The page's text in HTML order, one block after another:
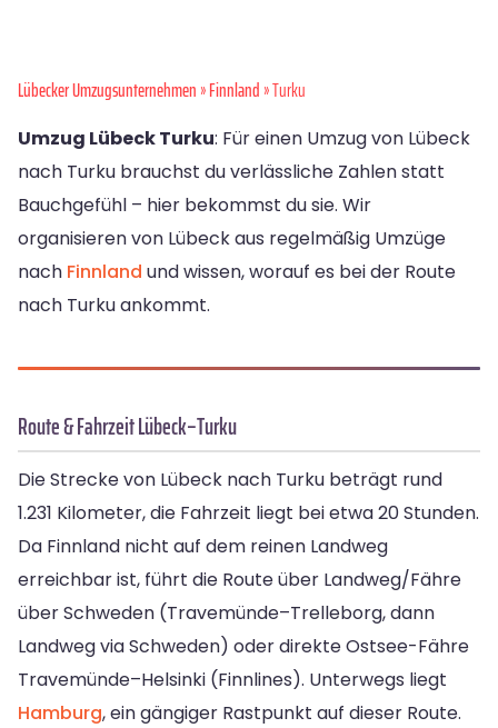
Lübecker Umzugsunternehmen»Finnland» Turku
Umzug Lübeck Turku: Für einen Umzug von Lübeck
nach Turku brauchst du verlässliche Zahlen statt
Bauchgefühl – hier bekommst du sie. Wir
organisieren von Lübeck aus regelmäßig Umzüge
nach Finnland und wissen, worauf es bei der Route
nach Turku ankommt.
Route & Fahrzeit Lübeck–Turku
Die Strecke von Lübeck nach Turku beträgt rund
1.231 Kilometer, die Fahrzeit liegt bei etwa 20 Stunden.
Da Finnland nicht auf dem reinen Landweg
erreichbar ist, führt die Route über Landweg/Fähre
über Schweden (Travemünde–Trelleborg, dann
Landweg via Schweden) oder direkte Ostsee-Fähre
Travemünde–Helsinki (Finnlines). Unterwegs liegt
Hamburg, ein gängiger Rastpunkt auf dieser Route.